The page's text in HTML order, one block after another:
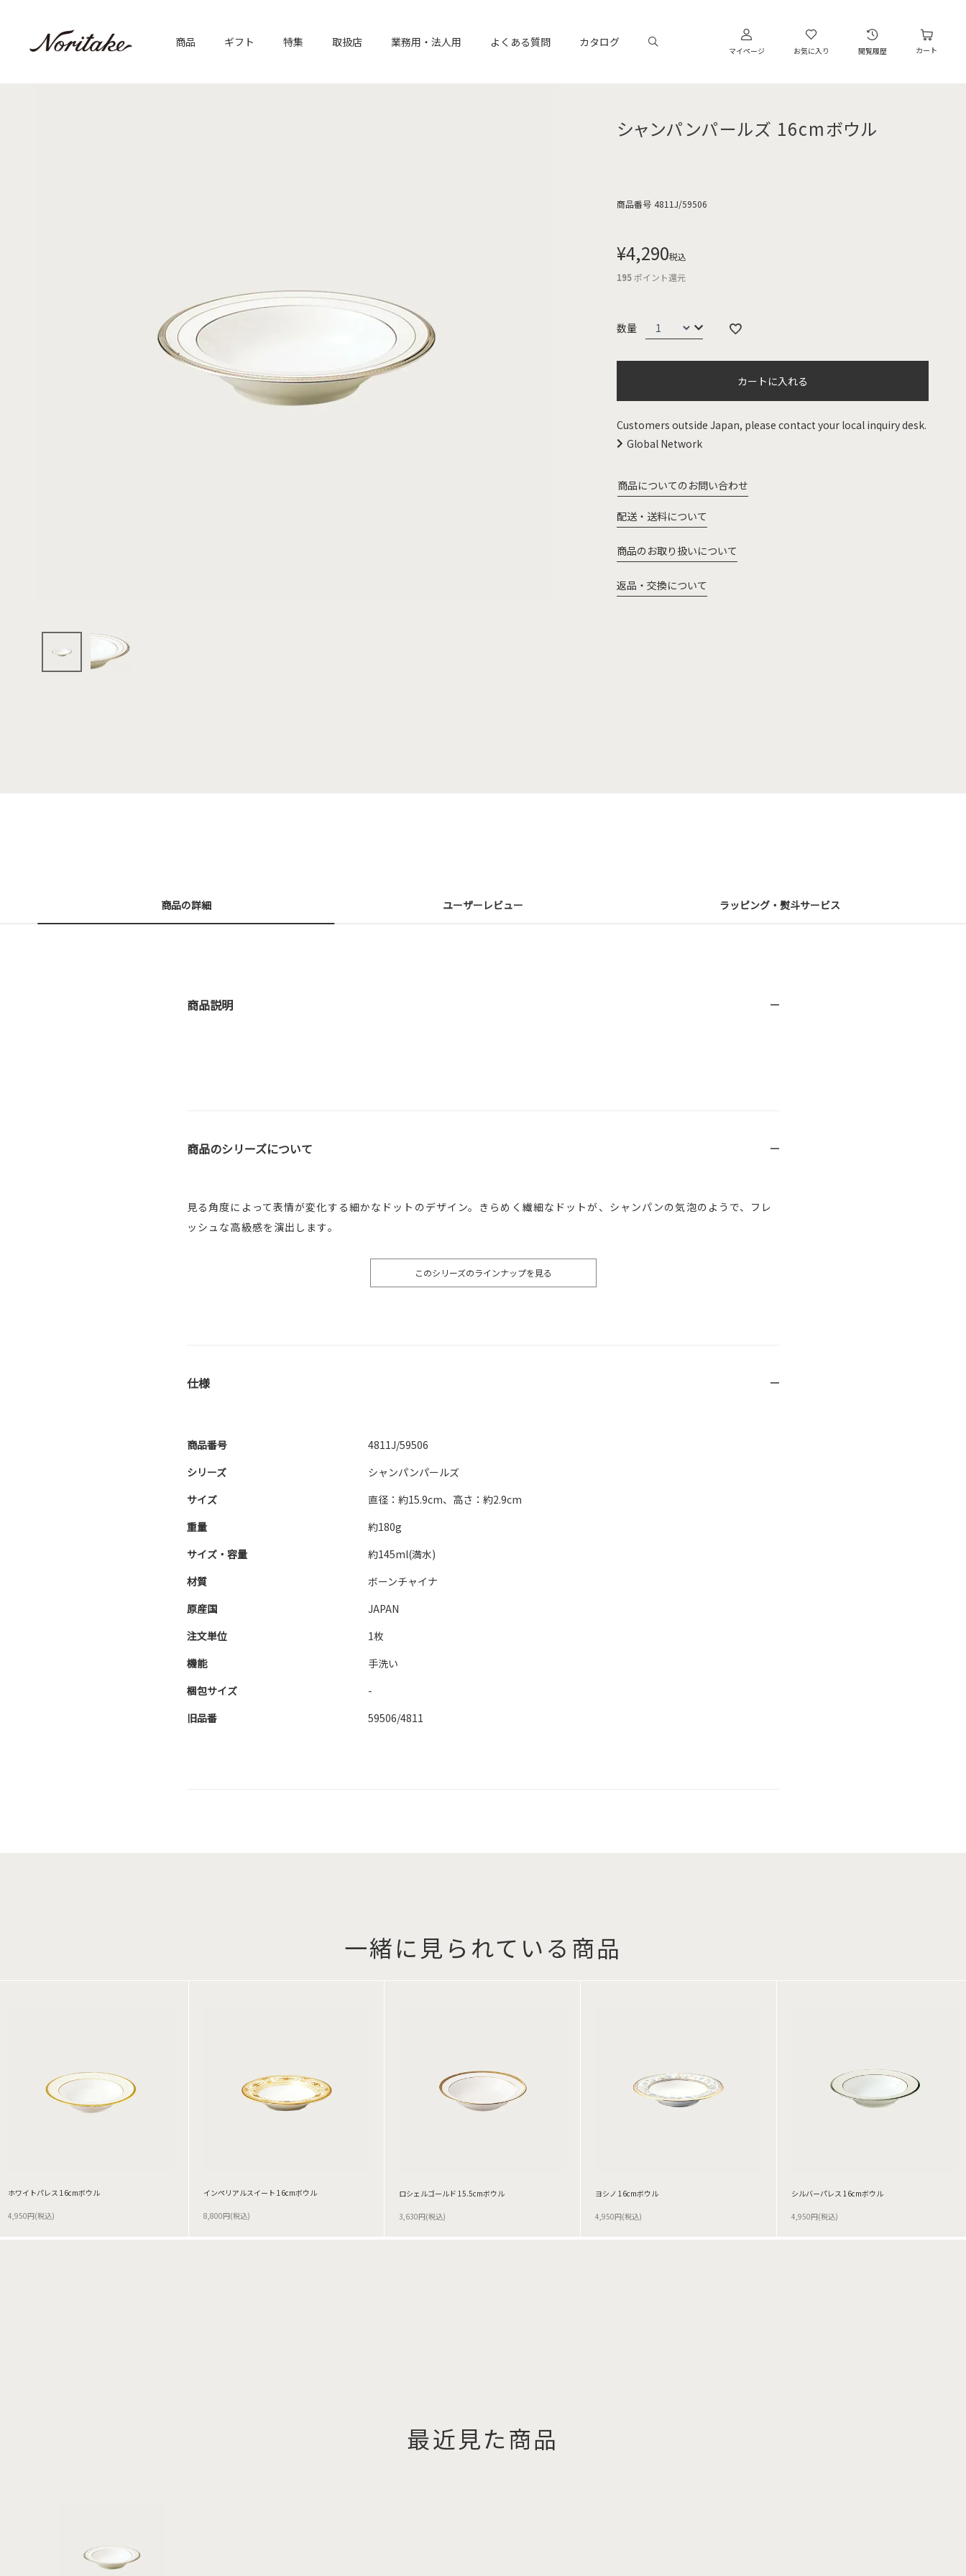
商品 ギフト 特集 取扱店 業務用・法人用 よくある質問 カタログ
マイページ お気に入り 閲覧履歴 カート
シャンパンパールズ 16cmボウル
商品番号 4811J/59506
¥4,290税込
195ポイント還元
カートに入れる
Customers outside Japan, please contact your local inquiry desk.
Global Network
商品についてのお問い合わせ
配送・送料について
商品のお取り扱いについて
返品・交換について
商品の詳細 ユーザーレビュー ラッピング・熨斗サービス
商品説明
商品のシリーズについて
見る角度によって表情が変化する細かなドットのデザイン。きらめく繊細なドットが、シャンパンの気泡のようで、フレ
ッシュな高級感を演出します。
このシリーズのラインナップを見る
仕様
商品番号
4811J/59506
シリーズ
シャンパンパールズ
サイズ
直径：約15.9cm、高さ：約2.9cm
重量
約180g
サイズ・容量
約145ml(満水)
材質
ボーンチャイナ
原産国
JAPAN
注文単位
1枚
機能
手洗い
梱包サイズ
-
旧品番
59506/4811
一緒に見られている商品
ホワイトパレス 16cmボウル
4,950円(税込)
インペリアルスイート 16cmボウル
8,800円(税込)
ロシェルゴールド 15.5cmボウル
3,630円(税込)
ヨシノ 16cmボウル
4,950円(税込)
シルバーパレス 16cmボウル
4,950円(税込)
最近見た商品